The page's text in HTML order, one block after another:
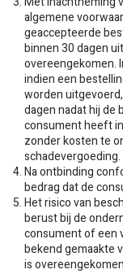
algemene
geaccepteerde
binnen 30 dagen
overeengekomen.
indien een
worden
dagen nadat hij de
consument heeft
zonder kosten te
schadevergoeding.
Na ontbinding
bedrag dat de
Het risico van
berust bij de
consument of een
bekend gemaakte
is